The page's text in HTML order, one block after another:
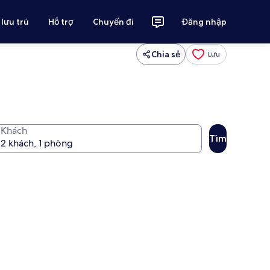
trú Hỗ trợ Chuyến đi Đăng nhập
Chia sẻ Lưu
Khách
Tìm